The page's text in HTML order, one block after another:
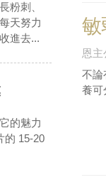
粉刺、
天努力
進去...
的魅力
的 15-20
敏
恩主
不論
養可